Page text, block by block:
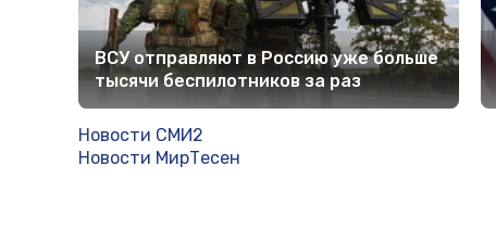
ВСУ отправляют в Россию уже больше
тысячи беспилотников за раз
Новости СМИ2
Новости МирТесен